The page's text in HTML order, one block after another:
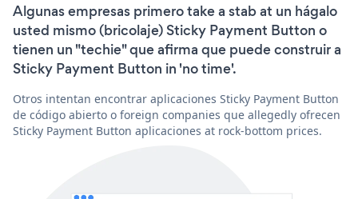
Algunas empresas primero take a stab at un hágalo
usted mismo (bricolaje) Sticky Payment Button o
tienen un "techie" que afirma que puede construir a
Sticky Payment Button in 'no time'.
Otros intentan encontrar aplicaciones Sticky Payment Button
de código abierto o foreign companies que allegedly ofrecen
Sticky Payment Button aplicaciones at rock-bottom prices.